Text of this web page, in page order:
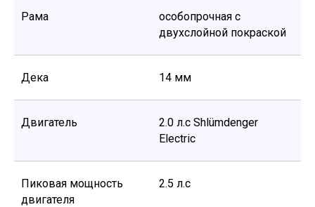
Рама
особопрочная с
двухслойной покраской
Дека 14 мм
Двигатель
2.0 л.с Shlümdenger
Electric
Пиковая мощность
двигателя
2.5 л.с